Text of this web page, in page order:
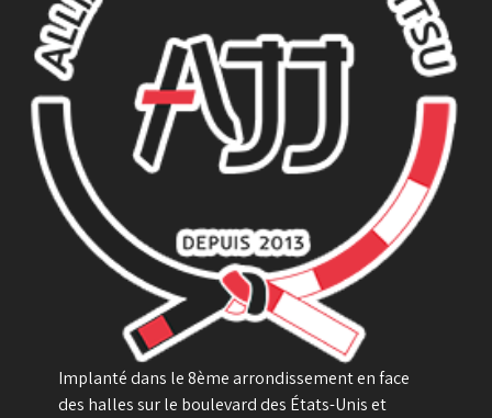
Implanté dans le 8ème arrondissement en face
des halles sur le boulevard des États-Unis et